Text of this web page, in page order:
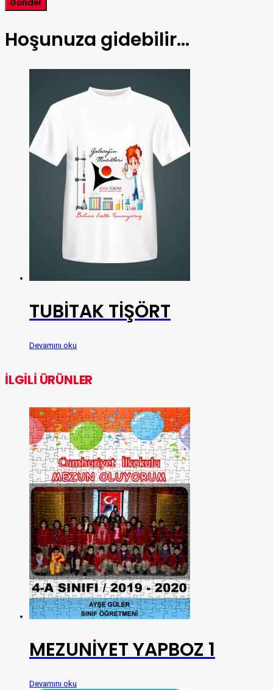
Hoşunuza gidebilir…
TUBİTAK TİŞÖRT
Devamını oku
İLGILI ÜRÜNLER
MEZUNİYET YAPBOZ 1
Devamını oku